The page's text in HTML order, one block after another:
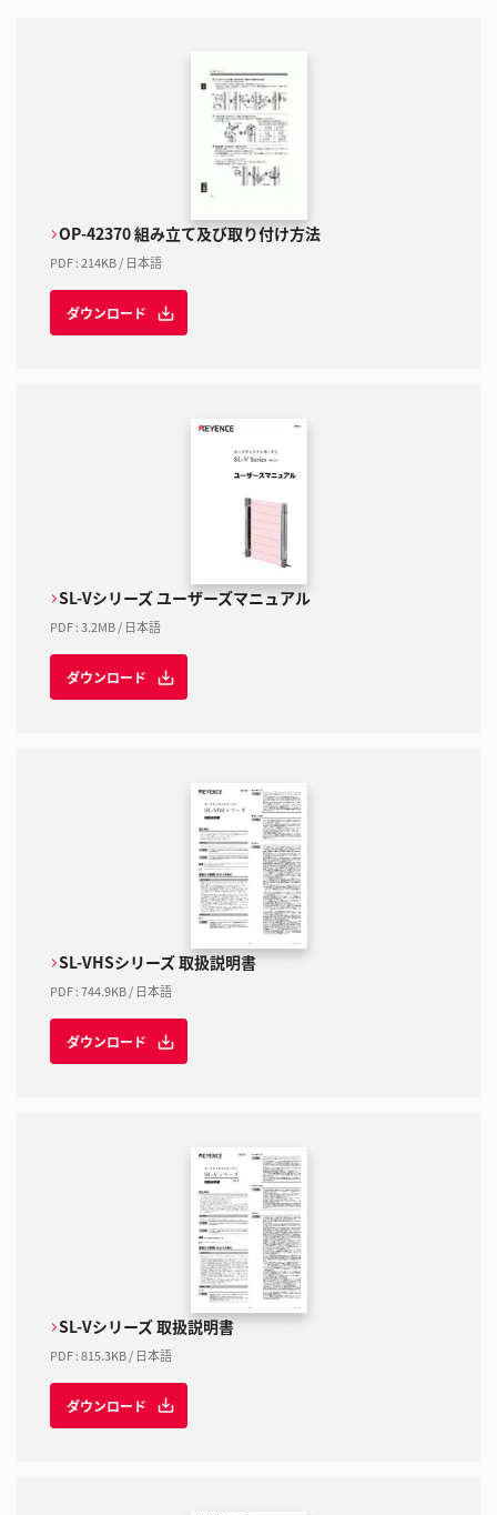
OP-42370 組み立て及び取り付け方法
PDF:214KB/ 日本語
ダウンロード
SL-Vシリーズ ユーザーズマニュアル
PDF:3.2MB/ 日本語
ダウンロード
SL-VHSシリーズ 取扱説明書
PDF:744.9KB/ 日本語
ダウンロード
SL-Vシリーズ 取扱説明書
PDF:815.3KB/ 日本語
ダウンロード